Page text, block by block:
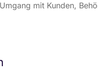
mit Kunden,